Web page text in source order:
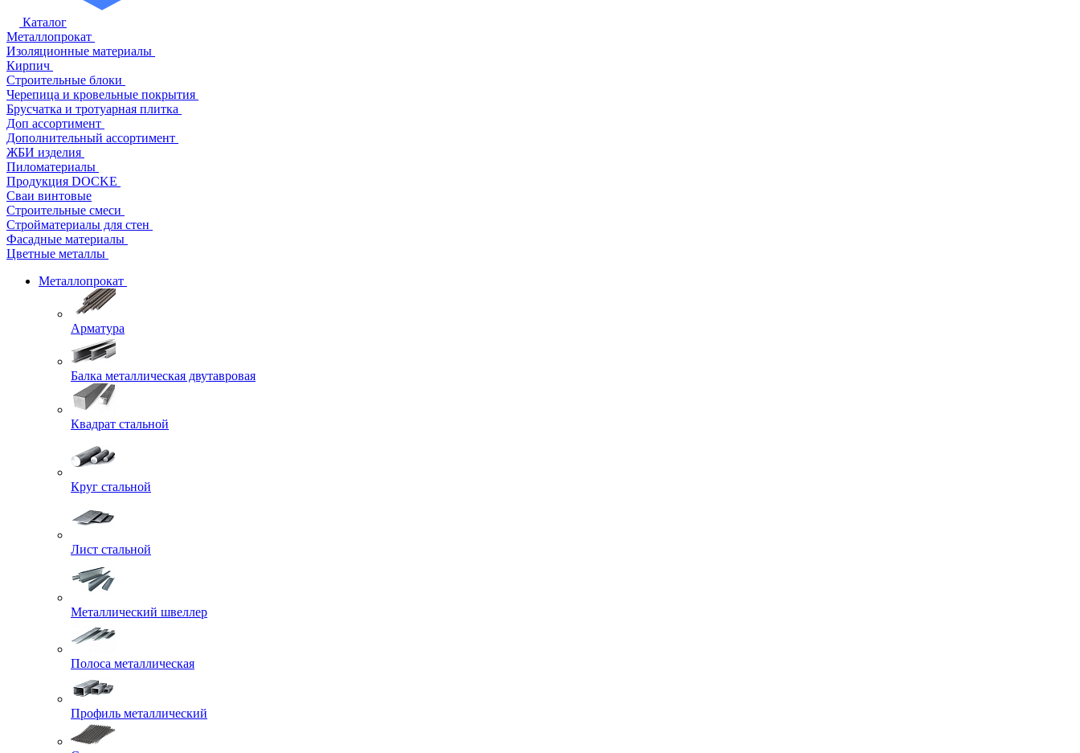
Каталог
Металлопрокат
Изоляционные материалы
Кирпич
Строительные блоки
Черепица и кровельные покрытия
Брусчатка и тротуарная плитка
Доп ассортимент
Дополнительный ассортимент
ЖБИ изделия
Пиломатериалы
Продукция DOCKE
Сваи винтовые
Строительные смеси
Стройматериалы для стен
Фасадные материалы
Цветные металлы
Металлопрокат
Арматура
Балка металлическая двутавровая
Квадрат стальной
Круг стальной
Лист стальной
Металлический швеллер
Полоса металлическая
Профиль металлический